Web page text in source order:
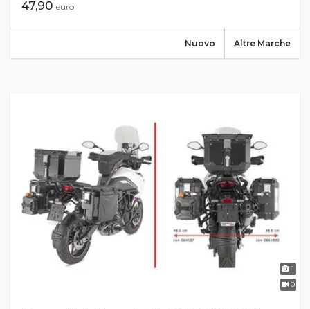
47,90 euro
Altre Marche
Nuovo
1
0